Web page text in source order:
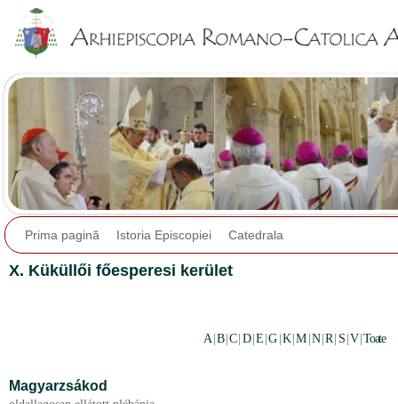
Prima pagină Istoria Episcopiei Catedrala
X. Küküllői főesperesi kerület
A B |C D |E |G K |M N |R S V |Toate
Magyarzsákod